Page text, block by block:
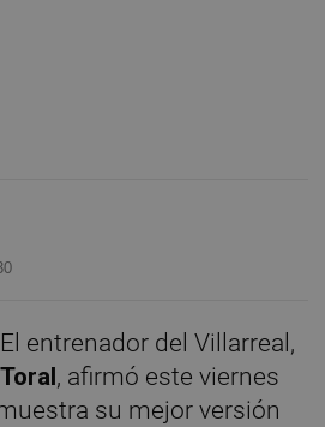
entrenador del Villarreal,
, afirmó este viernes
su mejor versión